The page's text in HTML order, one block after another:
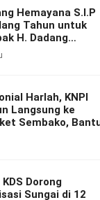
Hemayana S.I.P
Tahun untuk
H. Dadang
Harlah, KNPI
Langsung ke
Sembako,
Kesehatan
Dorong
Sungai di 12